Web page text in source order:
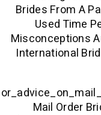
Href="https://